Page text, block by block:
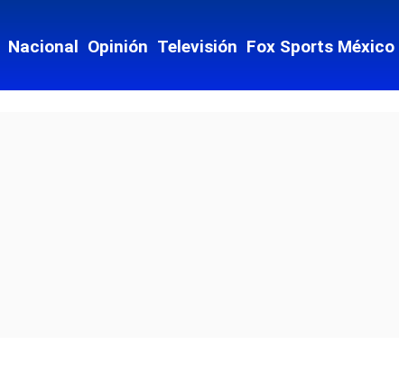
Nacional Opinión Televisión Fox Sports México